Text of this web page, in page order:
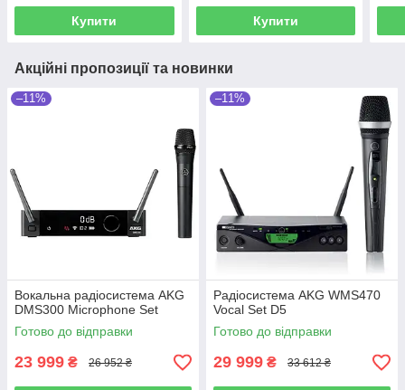
Купити Купити
Акційні пропозиції та новинки
–11%
Вокальна радіосистема AKG
DMS300 Microphone Set
Готово до відправки
23 999 ₴ 26 952 ₴
–11%
Радіосистема AKG WMS470
Vocal Set D5
Готово до відправки
29 999 ₴ 33 612 ₴